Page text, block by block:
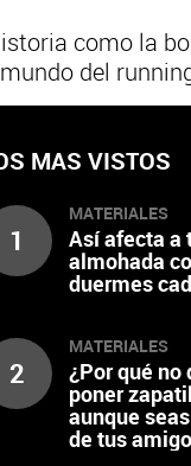
como la
del
MAS VISTOS
1
MATERIALES
Así afecta a
almohada
duermes
2
MATERIALES
¿Por qué no
poner
aunque
de tus